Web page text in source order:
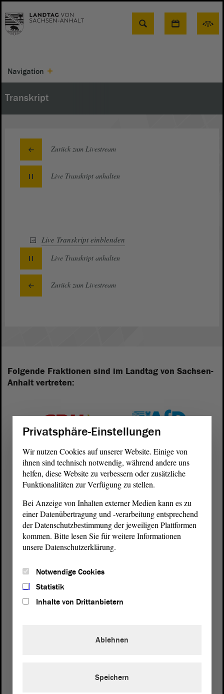
Suche
Navigation
Transkript
Zurück zum Livestream
Live Transkript anhalten
Live Transkript einblenden
Live Transkript anhalten
Zurück zum Livestream
Folgende Fraktionen sind im Landtag von Sachsen-
Anhalt vertreten:
Landtagvon Sachsen-Anhalt
Domplatz 6–9
39104 Magdeburg
0391 / 560 - 0
Privatsphäre-Einstellungen
Wir nutzen Cookies auf unserer Website. Einige von
ihnen sind technisch notwendig, während andere uns
helfen, diese Website zu verbessern oder zusätzliche
Funktionalitäten zur Verfügung zu stellen.
Bei Anzeige von Inhalten externer Medien kann es zu
einer Datenübertragung und -verarbeitung entsprechend
der Datenschutzbestimmung der jeweiligen Plattformen
kommen. Bitte lesen Sie für weitere Informationen
unsere Datenschutzerklärung.
Notwendige Cookies
Statistik
Inhalte von Drittanbietern
Ablehnen
Speichern